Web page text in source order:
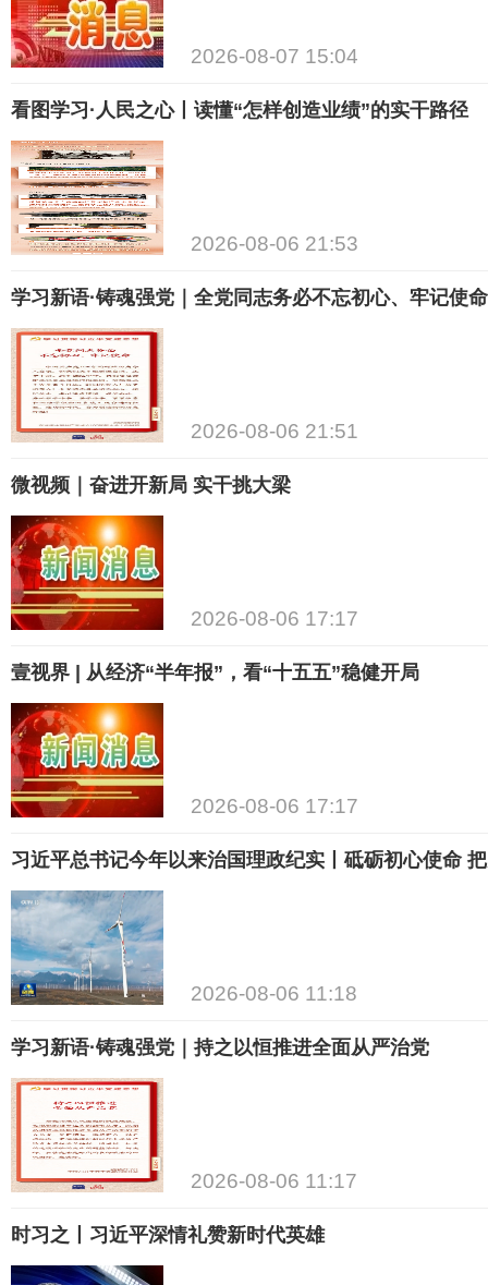
2026-08-07 15:04
看图学习·人民之心丨读懂“怎样创造业绩”的实干路径
2026-08-06 21:53
学习新语·铸魂强党｜全党同志务必不忘初心、牢记使命
2026-08-06 21:51
微视频｜奋进开新局 实干挑大梁
2026-08-06 17:17
壹视界 | 从经济“半年报”，看“十五五”稳健开局
2026-08-06 17:17
习近平总书记今年以来治国理政纪实丨砥砺初心使命
2026-08-06 11:18
学习新语·铸魂强党｜持之以恒推进全面从严治党
2026-08-06 11:17
时习之丨习近平深情礼赞新时代英雄